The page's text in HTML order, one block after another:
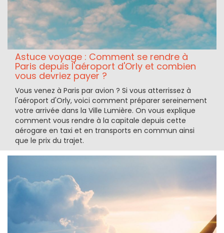
Astuce voyage : Comment se rendre à
Paris depuis l'aéroport d'Orly et combien
vous devriez payer ?
Vous venez à Paris par avion ? Si vous atterrissez à
l'aéroport d'Orly, voici comment préparer sereinement
votre arrivée dans la Ville Lumière. On vous explique
comment vous rendre à la capitale depuis cette
aérogare en taxi et en transports en commun ainsi
que le prix du trajet.